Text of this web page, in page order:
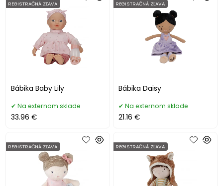
Bábika Baby Lily
REGISTRAČNÁ ZĽAVA
Na externom sklade
33.96 €
Bábika Daisy
REGISTRAČNÁ ZĽAVA
Na externom sklade
21.16 €
REGISTRAČNÁ ZĽAVA REGISTRAČNÁ ZĽAVA